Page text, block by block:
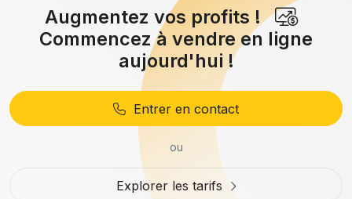
Augmentez vos profits !
Commencez à vendre en ligne
aujourd'hui !
Entrer en contact
ou
Explorer les tarifs